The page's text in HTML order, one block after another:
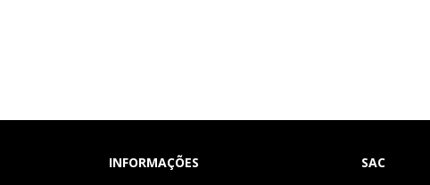
INFORMAÇÕES
SAC